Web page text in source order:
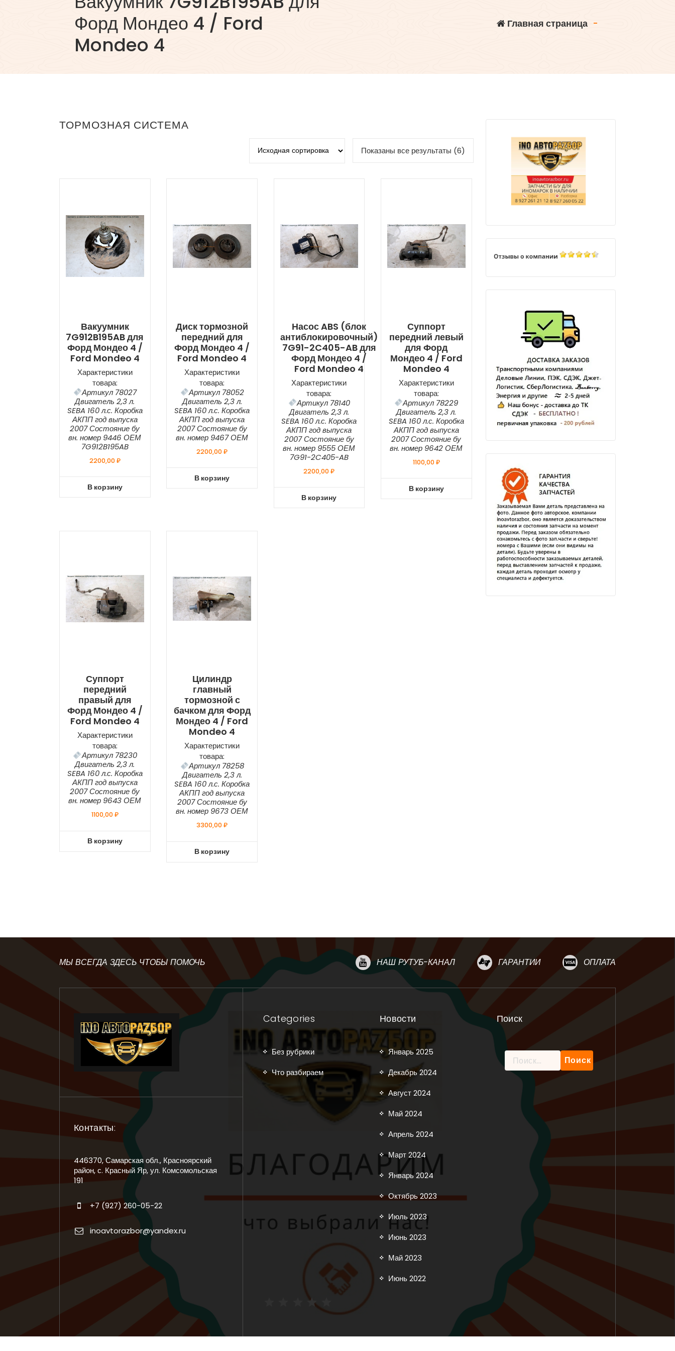
Форд Мондео 4 / Ford
Mondeo 4
Главная страница -
ТОРМОЗНАЯ СИСТЕМА
Показаны все результаты (6)
Вакуумник
7G912B195AB для
Форд Мондео 4 /
Ford Mondeo 4
Характеристики
товара:
Артикул 78027
Двигатель 2,3 л.
SEBA 160 л.с. Коробка
АКПП год выпуска
2007 Состояние бу
вн. номер 9446 ОЕМ
7G912B195AB
2200,00₽
В корзину
Диск тормозной
передний для
Форд Мондео 4 /
Ford Mondeo 4
Характеристики
товара:
Артикул 78052
Двигатель 2,3 л.
SEBA 160 л.с. Коробка
АКПП год выпуска
2007 Состояние бу
вн. номер 9467 ОЕМ
2200,00₽
В корзину
Насос ABS (блок
антиблокировочный)
7G91-2C405-AB для
Форд Мондео 4 /
Ford Mondeo 4
Характеристики
товара:
Артикул 78140
Двигатель 2,3 л.
SEBA 160 л.с. Коробка
АКПП год выпуска
2007 Состояние бу
вн. номер 9555 ОЕМ
7G91-2C405-AB
2200,00₽
В корзину
Суппорт
передний левый
для Форд
Мондео 4 / Ford
Mondeo 4
Характеристики
товара:
Артикул 78229
Двигатель 2,3 л.
SEBA 160 л.с. Коробка
АКПП год выпуска
2007 Состояние бу
вн. номер 9642 ОЕМ
1100,00₽
В корзину
Суппорт
передний
правый для
Форд Мондео 4 /
Ford Mondeo 4
Характеристики
товара:
Артикул 78230
Двигатель 2,3 л.
SEBA 160 л.с. Коробка
АКПП год выпуска
2007 Состояние бу
вн. номер 9643 ОЕМ
1100,00₽
В корзину
Цилиндр
главный
тормозной с
бачком для Форд
Мондео 4 / Ford
Mondeo 4
Характеристики
товара:
Артикул 78258
Двигатель 2,3 л.
SEBA 160 л.с. Коробка
АКПП год выпуска
2007 Состояние бу
вн. номер 9673 ОЕМ
3300,00₽
В корзину
МЫ ВСЕГДА ЗДЕСЬ ЧТОБЫ ПОМОЧЬ НАШ РУТУБ-КАНАЛ ГАРАНТИИ ОПЛАТА
Контакты:
446370, Самарская обл., Красноярский
район, с. Красный Яр, ул. Комсомольская
191
+7 (927) 260-05-22
inoavtorazbor@yandex.ru
Categories
Без рубрики
Что разбираем
Новости
Январь 2025
Декабрь 2024
Август 2024
Май 2024
Апрель 2024
Март 2024
Январь 2024
Октябрь 2023
Июль 2023
Июнь 2023
Май 2023
Июнь 2022
Поиск
Найти:
Рейтинг: 5 из 5.